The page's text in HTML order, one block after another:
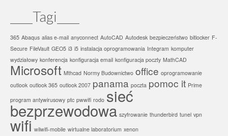
____Tagi____
365 Abaqus alias e-mail anyconnect AutoCAD Autodesk bezpieczeństwo bitlocker F-
Secure FileVault GEO5 i3 i5 instalacja oprogramowania Integram komputer
wydziałowy konferencja konfiguracja email konfiguracja poczty MathCAD
Microsoft Mthcad Normy Budownictwo office oprogramowanie
outlook outlook 365 outlook 2007 panama poczta pomoc it Prime
program antywirusowy ptc pwwifi rodo sieć
bezprzewodowa szyfrowanie thunderbird tunel vpn
wifi wilwifi-mobile wirtualne laboratorium xenon